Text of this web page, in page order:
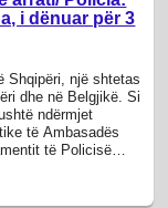
i dënuar për 3
Shqipëri, një shtetas
dhe në Belgjikë. Si
ndërmjet
të Ambasadës
të Policisë
të ...